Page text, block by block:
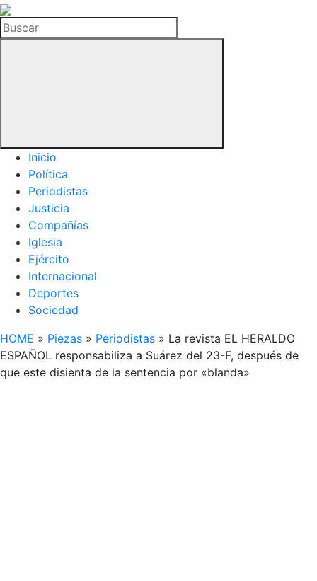
La
Hemeroteca
del
Buscar
Inicio
Política
Periodistas
Justicia
Compañías
Iglesia
Ejército
Internacional
Deportes
Sociedad
HOME » Piezas » Periodistas » La revista EL HERALDO
ESPAÑOL responsabiliza a Suárez del 23-F, después de
que este disienta de la sentencia por «blanda»